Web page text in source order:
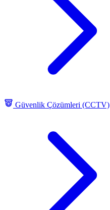
Güvenlik Çözümleri (CCTV)